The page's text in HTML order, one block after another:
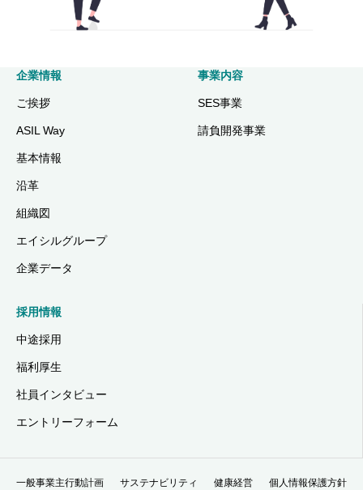
企業情報
ご挨拶
ASIL Way
基本情報
沿革
組織図
エイシルグループ
企業データ
事業内容
SES事業
請負開発事業
採用情報
中途採用
福利厚生
社員インタビュー
エントリーフォーム
一般事業主行動計画 サステナビリティ 健康経営 個人情報保護方針